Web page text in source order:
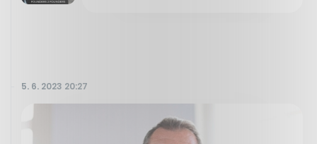
5. 6. 2023 20:27